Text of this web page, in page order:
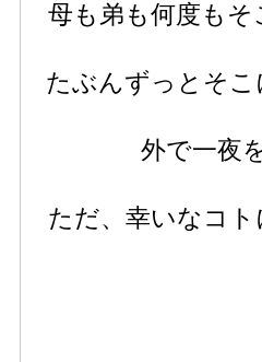
母も弟も何度も
たぶんずっとそ
外で一夜
ただ、幸いなコ